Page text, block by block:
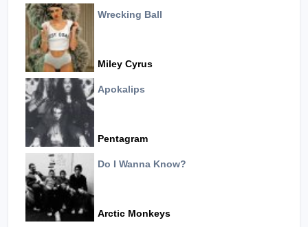
Wrecking Ball
Miley Cyrus
Apokalips
Pentagram
Do I Wanna Know?
Arctic Monkeys